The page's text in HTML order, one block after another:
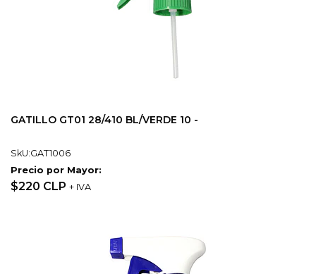
GATILLO GT01 28/410 BL/VERDE 10 -
SkU:GAT1006
Precio por Mayor:
$220 CLP + IVA